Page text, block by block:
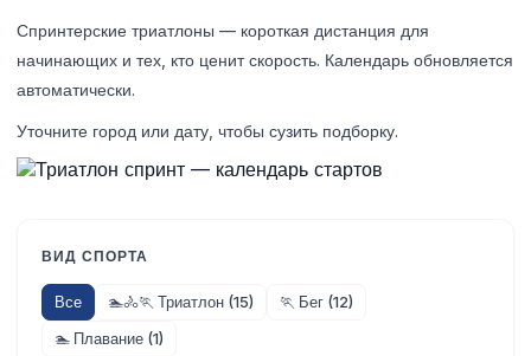
Спринтерские триатлоны — короткая дистанция для
начинающих и тех, кто ценит скорость. Календарь обновляется
автоматически.
Уточните город или дату, чтобы сузить подборку.
ВИД СПОРТА
Все 🏊🚴🏃 Триатлон (15)
🏃 Бег (12)
🏊 Плавание (1)